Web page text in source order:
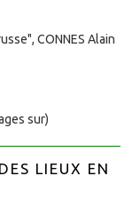
CONNES Alain
sur)
LIEUX EN